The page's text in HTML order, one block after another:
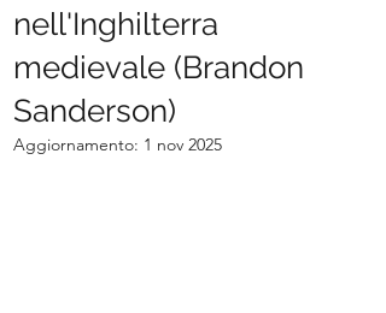
nell'Inghilterra
medievale (Brandon
Sanderson)
Aggiornamento: 1 nov 2025